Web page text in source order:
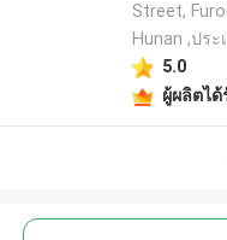
Street,
Hunan ,ประ
5.0
ผู้ผลิตไ